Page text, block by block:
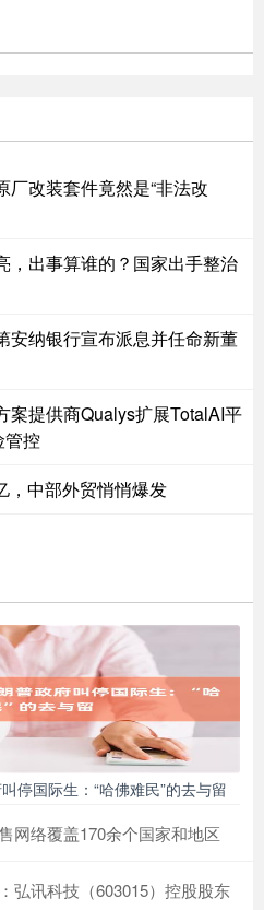
厂改装套件竟然是“非法改
，出事算谁的？国家出手整治
安纳银行宣布派息并任命新董
案提供商Qualys扩展TotalAI平
管控
，中部外贸悄悄爆发
停国际生：“哈佛难民”的去与留
网络覆盖170余个国家和地区
弘讯科技（603015）控股股东